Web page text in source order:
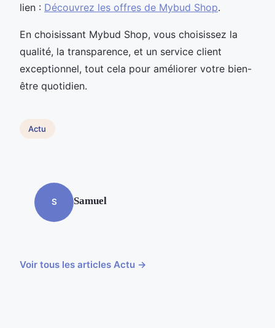
lien : Découvrez les offres de Mybud Shop.
En choisissant Mybud Shop, vous choisissez la
qualité, la transparence, et un service client
exceptionnel, tout cela pour améliorer votre bien-
être quotidien.
Actu
S Samuel
Voir tous les articles Actu →